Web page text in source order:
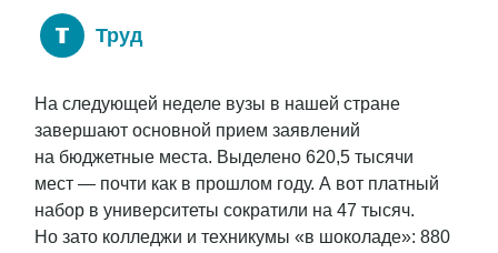
Труд
На следующей неделе вузы в нашей стране
завершают основной прием заявлений
на бюджетные места. Выделено 620,5 тысячи
мест — почти как в прошлом году. А вот платный
набор в университеты сократили на 47 тысяч.
Но зато колледжи и техникумы «в шоколаде»: 880